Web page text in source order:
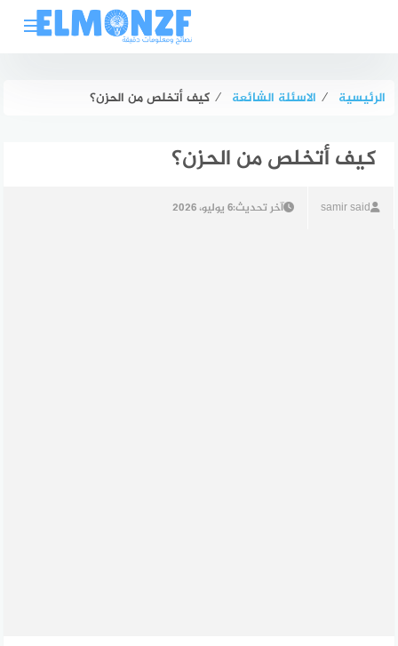
الرئيسية ⁄ الاسئلة الشائعة ⁄ كيف أتخلص من الحزن؟
كيف أتخلص من الحزن؟
samir said آخر تحديث:6 يوليو، 2026